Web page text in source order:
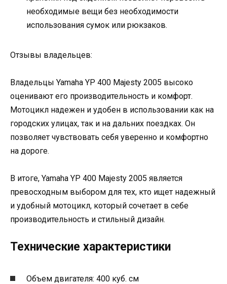
необходимые вещи без необходимости
использования сумок или рюкзаков.
Отзывы владельцев:
Владельцы Yamaha YP 400 Majesty 2005 высоко
оценивают его производительность и комфорт.
Мотоцикл надежен и удобен в использовании как на
городских улицах, так и на дальних поездках. Он
позволяет чувствовать себя уверенно и комфортно
на дороге.
В итоге, Yamaha YP 400 Majesty 2005 является
превосходным выбором для тех, кто ищет надежный
и удобный мотоцикл, который сочетает в себе
производительность и стильный дизайн.
Технические характеристики
Объем двигателя: 400 куб. см